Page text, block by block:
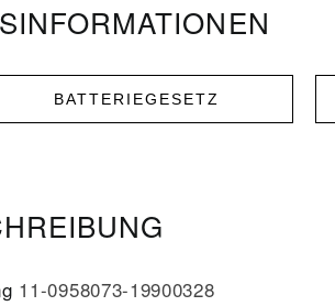
BATTERIEGESETZ
11-0958073-19900328